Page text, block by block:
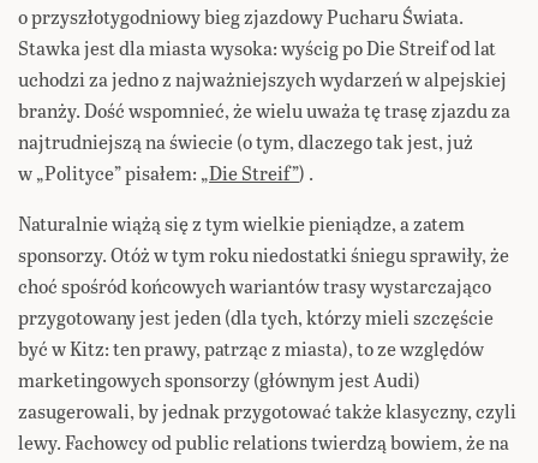
o przyszłotygodniowy bieg zjazdowy Pucharu Świata.
Stawka jest dla miasta wysoka: wyścig po Die Streif od lat
uchodzi za jedno z najważniejszych wydarzeń w alpejskiej
branży. Dość wspomnieć, że wielu uważa tę trasę zjazdu za
najtrudniejszą na świecie (o tym, dlaczego tak jest, już
w „Polityce” pisałem: „Die Streif”) .
Naturalnie wiążą się z tym wielkie pieniądze, a zatem
sponsorzy. Otóż w tym roku niedostatki śniegu sprawiły, że
choć spośród końcowych wariantów trasy wystarczająco
przygotowany jest jeden (dla tych, którzy mieli szczęście
być w Kitz: ten prawy, patrząc z miasta), to ze względów
marketingowych sponsorzy (głównym jest Audi)
zasugerowali, by jednak przygotować także klasyczny, czyli
lewy. Fachowcy od public relations twierdzą bowiem, że na